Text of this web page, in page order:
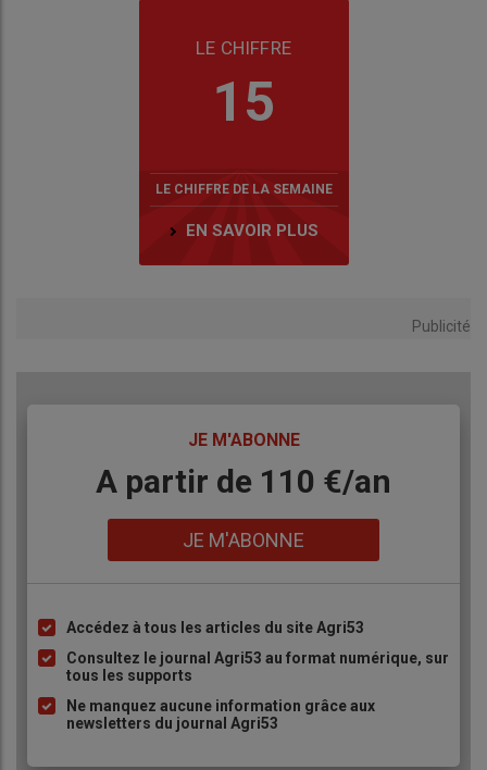
LE CHIFFRE
15
LE CHIFFRE DE LA SEMAINE
EN SAVOIR PLUS
Publicité
JE M'ABONNE
BodyA partir de 110 €/an
JE M'ABONNE
Liste
à
puce
Accédez à tous les articles du site Agri53
Consultez le journal Agri53 au format numérique, sur
tous les supports
Ne manquez aucune information grâce aux
newsletters du journal Agri53